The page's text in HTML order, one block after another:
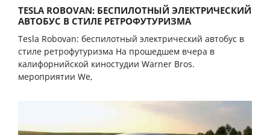
TESLA ROBOVAN: БЕСПИЛОТНЫЙ ЭЛЕКТРИЧЕСКИЙ
АВТОБУС В СТИЛЕ РЕТРОФУТУРИЗМА
Tesla Robovan: беспилотный электрический автобус в
стиле ретрофутуризма На прошедшем вчера в
калифорнийской киностудии Warner Bros.
мероприятии We,